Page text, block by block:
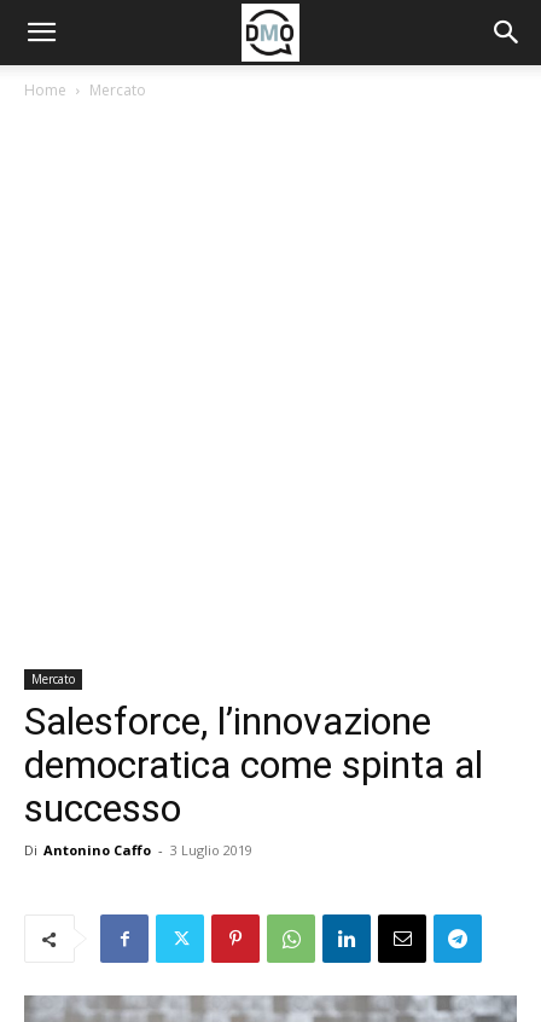
Home Mercato
Mercato
Salesforce, l’innovazione
democratica come spinta al
successo
Di Antonino Caffo - 3 Luglio 2019